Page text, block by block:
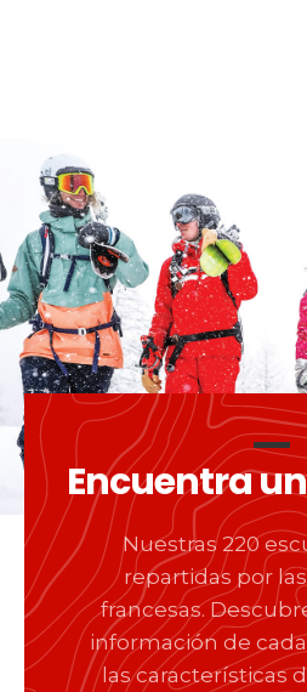
Encuentra
Nuestras 220
repartidas por
francesas.
información de
las características